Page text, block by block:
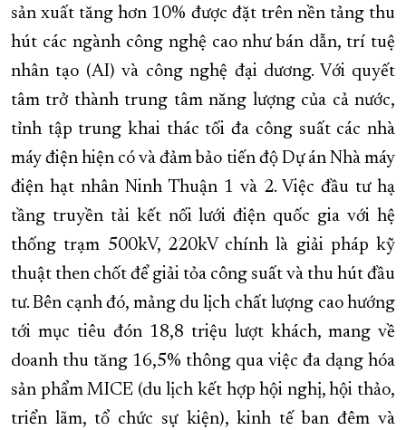
sản xuất tăng hơn 10% được đặt trên nền tảng thu
hút các ngành công nghệ cao như bán dẫn, trí tuệ
nhân tạo (AI) và công nghệ đại dương. Với quyết
tâm trở thành trung tâm năng lượng của cả nước,
tỉnh tập trung khai thác tối đa công suất các nhà
máy điện hiện có và đảm bảo tiến độ Dự án Nhà máy
điện hạt nhân Ninh Thuận 1 và 2. Việc đầu tư hạ
tầng truyền tải kết nối lưới điện quốc gia với hệ
thống trạm 500kV, 220kV chính là giải pháp kỹ
thuật then chốt để giải tỏa công suất và thu hút đầu
tư. Bên cạnh đó, mảng du lịch chất lượng cao hướng
tới mục tiêu đón 18,8 triệu lượt khách, mang về
doanh thu tăng 16,5% thông qua việc đa dạng hóa
sản phẩm MICE (du lịch kết hợp hội nghị, hội thảo,
triển lãm, tổ chức sự kiện), kinh tế ban đêm và